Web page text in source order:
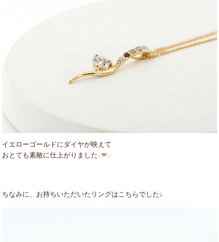
イエローゴールドにダイヤが映えて
おとても素敵に仕上がりました⸜❤︎⸝
ちなみに、お持ちいただいたリングはこちらでした↓